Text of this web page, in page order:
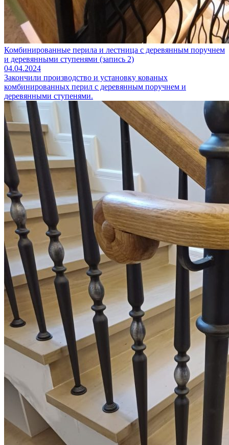
Комбинированные перила и лестница с деревянным поручнем
и деревянными ступенями (запись 2)
04.04.2024
Закончили производство и установку кованых
комбинированных перил с деревянным поручнем и
деревянными ступенями.